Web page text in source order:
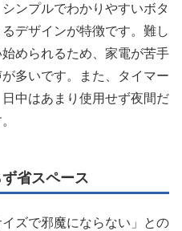
ンプルでわかりやすいボタ
デザインが特徴です。難し
められるため、家電が苦手
多いです。また、タイマー
中はあまり使用せず夜間だ
省スペース
ズで邪魔にならない」との